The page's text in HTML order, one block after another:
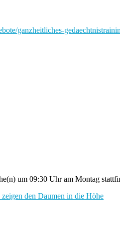
ganzheitliches-
um 09:30 Uhr am Montag